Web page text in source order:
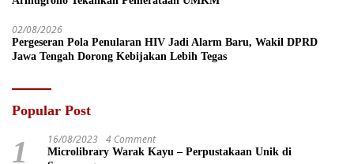
02/08/2026
Pergeseran Pola Penularan HIV Jadi Alarm Baru, Wakil DPRD
Jawa Tengah Dorong Kebijakan Lebih Tegas
Popular Post
1 16/08/2023 4 Comment
Microlibrary Warak Kayu – Perpustakaan Unik di